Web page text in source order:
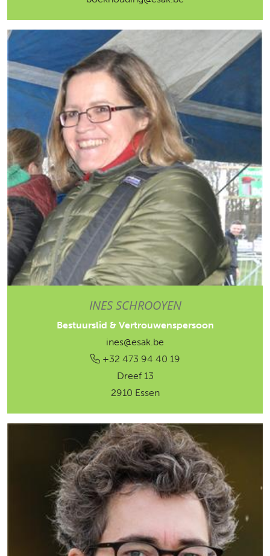
INES SCHROOYEN
Bestuurslid & Vertrouwenspersoon
ines@esak.be
+32 473 94 40 19
Dreef 13
2910 Essen